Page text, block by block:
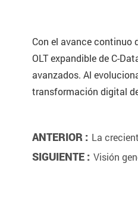
Con el avance continuo
OLT expandible de C-
avanzados. Al
transformación digital
ANTERIOR : La
SIGUIENTE : Visión